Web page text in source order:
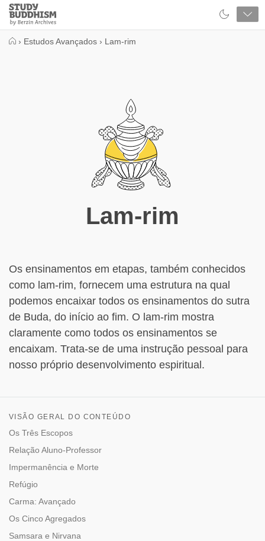
Close
Study
Buddhism
› Estudos Avançados › Lam-rim
Lam-rim
Os ensinamentos em etapas, também conhecidos
como lam-rim, fornecem uma estrutura na qual
podemos encaixar todos os ensinamentos do sutra
de Buda, do início ao fim. O lam-rim mostra
claramente como todos os ensinamentos se
encaixam. Trata-se de uma instrução pessoal para
nosso próprio desenvolvimento espiritual.
VISÃO GERAL DO CONTEÚDO
Os Três Escopos
Relação Aluno-Professor
Impermanência e Morte
Refúgio
Carma: Avançado
Os Cinco Agregados
Samsara e Nirvana